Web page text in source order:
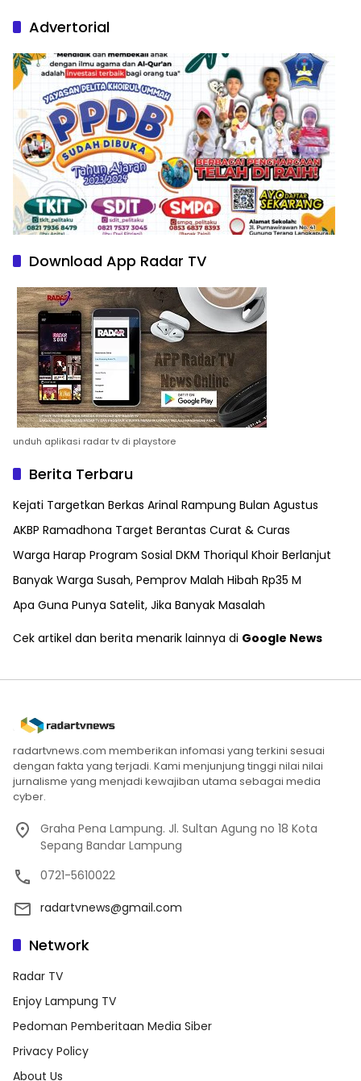
Advertorial
Download App Radar TV
unduh aplikasi radar tv di playstore
Berita Terbaru
Kejati Targetkan Berkas Arinal Rampung Bulan Agustus
AKBP Ramadhona Target Berantas Curat & Curas
Warga Harap Program Sosial DKM Thoriqul Khoir Berlanjut
Banyak Warga Susah, Pemprov Malah Hibah Rp35 M
Apa Guna Punya Satelit, Jika Banyak Masalah
Cek artikel dan berita menarik lainnya di Google News
radartvnews.com memberikan infomasi yang terkini sesuai
dengan fakta yang terjadi. Kami menjunjung tinggi nilai nilai
jurnalisme yang menjadi kewajiban utama sebagai media
cyber.
Graha Pena Lampung. Jl. Sultan Agung no 18 Kota
Sepang Bandar Lampung
0721-5610022
radartvnews@gmail.com
Network
Radar TV
Enjoy Lampung TV
Pedoman Pemberitaan Media Siber
Privacy Policy
About Us